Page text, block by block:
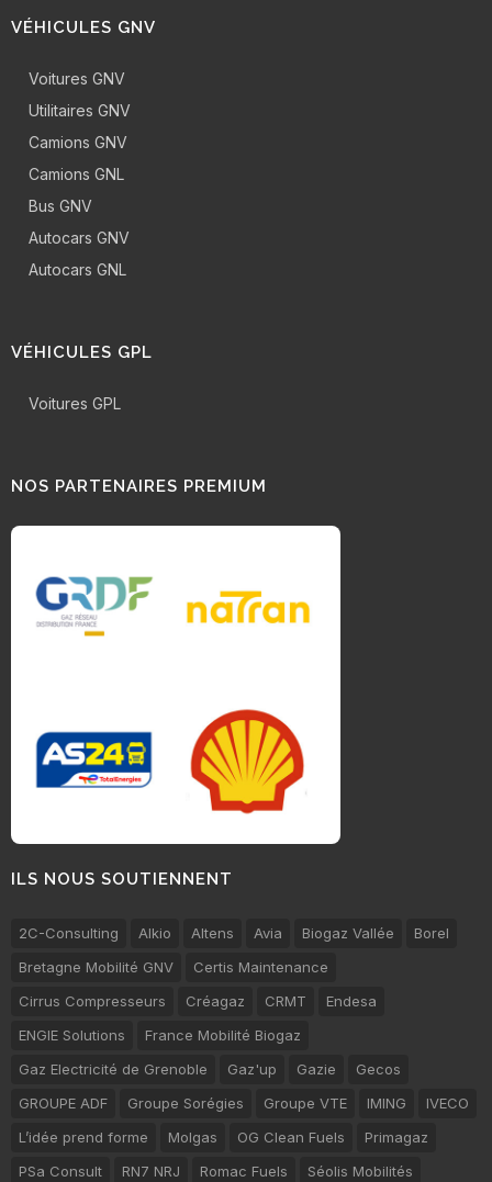
VÉHICULES GNV
Voitures GNV
Utilitaires GNV
Camions GNV
Camions GNL
Bus GNV
Autocars GNV
Autocars GNL
VÉHICULES GPL
Voitures GPL
NOS PARTENAIRES PREMIUM
ILS NOUS SOUTIENNENT
2C-Consulting Alkio Altens Avia Biogaz Vallée
Borel
Bretagne Mobilité GNV
Certis Maintenance
Cirrus Compresseurs
Créagaz CRMT
Endesa
ENGIE Solutions
France Mobilité Biogaz
Gaz Electricité de Grenoble
Gaz'up Gazie
Gecos
GROUPE ADF
Groupe Sorégies Groupe VTE IMING
IVECO
L’idée prend forme
Molgas OG Clean Fuels
Primagaz
PSa Consult
RN7 NRJ Romac Fuels Séolis Mobilités